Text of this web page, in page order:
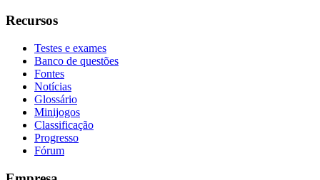
Recursos
Testes e exames
Banco de questões
Fontes
Notícias
Glossário
Minijogos
Classificação
Progresso
Fórum